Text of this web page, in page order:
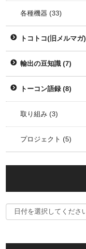
各種機器 (33)
トコトコ(旧メルマガ)
輸出の豆知識 (7)
トーコン語録 (8)
取り組み (3)
プロジェクト (5)